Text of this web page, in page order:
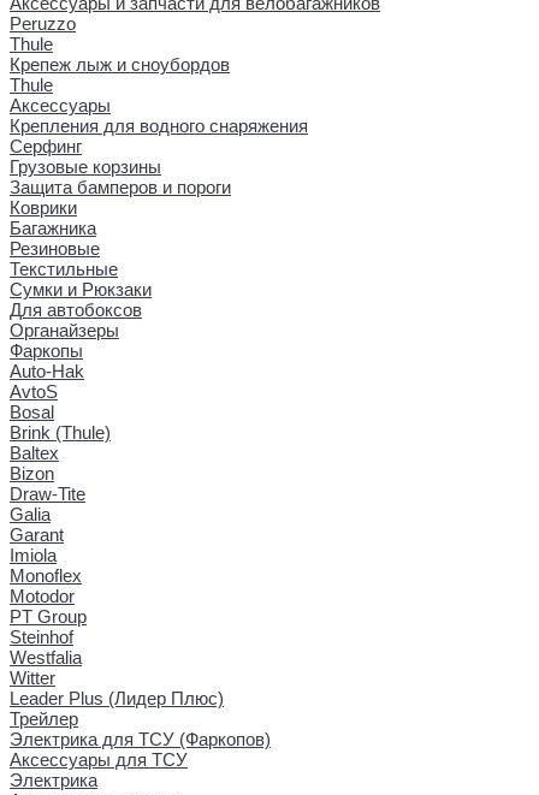
Peruzzo
Thule
Крепеж лыж и сноубордов
Thule
Аксессуары
Крепления для водного снаряжения
Серфинг
Грузовые корзины
Защита бамперов и пороги
Коврики
Багажника
Резиновые
Текстильные
Сумки и Рюкзаки
Для автобоксов
Органайзеры
Фаркопы
Auto-Hak
AvtoS
Bosal
Brink (Thule)
Baltex
Bizon
Draw-Tite
Galia
Garant
Imiola
Monoflex
Motodor
PT Group
Steinhof
Westfalia
Witter
Leader Plus (Лидер Плюс)
Трейлер
Электрика для ТСУ (Фаркопов)
Аксессуары для ТСУ
Электрика